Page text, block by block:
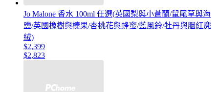
Jo Malone 香水 100ml 任選(英國梨與小蒼蘭/鼠尾草與海
鹽/英國橡樹與榛果/杏桃花與蜂蜜/藍風鈴/牡丹與胭紅麂
絨)
$2,399
$2,823